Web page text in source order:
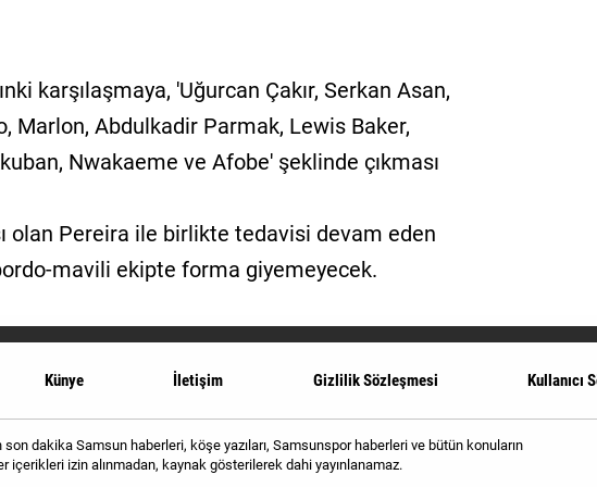
karşılaşmaya, 'Uğurcan Çakır, Serkan Asan,
Marlon, Abdulkadir Parmak, Lewis Baker,
Nwakaeme ve Afobe' şeklinde çıkması
olan Pereira ile birlikte tedavisi devam eden
mavili ekipte forma giyemeyecek.
Künye İletişim Gizlilik Sözleşmesi Kullanıcı
son dakika Samsun haberleri, köşe yazıları, Samsunspor haberleri ve bütün konuların
içerikleri izin alınmadan, kaynak gösterilerek dahi yayınlanamaz.